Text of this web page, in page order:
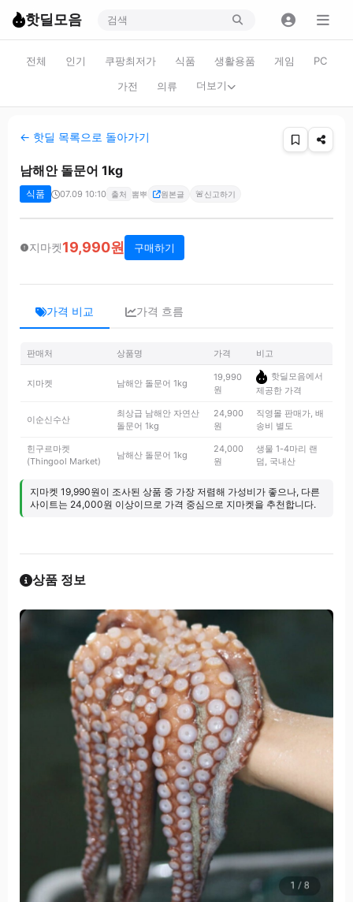
핫딜모음
전체 인기 쿠팡최저가 식품 생활용품 게임
PC
가전
의류 더보기
← 핫딜 목록으로 돌아가기
남해안 돌문어 1kg
식품 07.09 10:10 출처 뽐뿌 원본글 🚨신고하기
지마켓19,990원 구매하기
가격 비교 가격 흐름
판매처 상품명 가격 비고
지마켓 남해안 돌문어 1kg
19,990
원
핫딜모음에서
제공한 가격
이순신수산
최상급 남해안 자연산
돌문어 1kg
24,900
원
직영몰 판매가, 배
송비 별도
힌구르마켓
(Thingool Market)
남해산 돌문어 1kg
24,000
원
생물 1-4마리 랜
덤, 국내산
지마켓 19,990원이 조사된 상품 중 가장 저렴해 가성비가 좋으나, 다른
사이트는 24,000원 이상이므로 가격 중심으로 지마켓을 추천합니다.
상품 정보